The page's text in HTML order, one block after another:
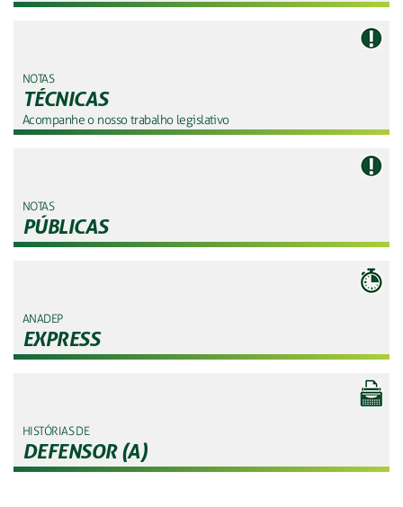
NOTAS
TÉCNICAS
Acompanhe o nosso trabalho legislativo
NOTAS
PÚBLICAS
ANADEP
EXPRESS
HISTÓRIAS DE
DEFENSOR (A)